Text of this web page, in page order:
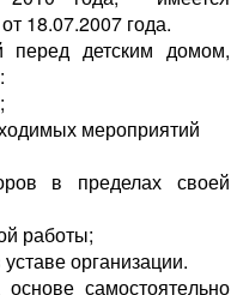
18.07.2007 года.
перед детским домом,
мероприятий
в пределах своей
работы;
организации.
самостоятельно